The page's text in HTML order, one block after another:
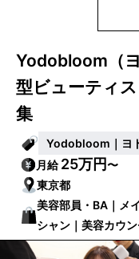
Yodobloom（
型ビューティ
集
Yodobloom｜ヨ
月給25万円〜
東京都
美容部員・BA｜メ
シャン｜美容カウ